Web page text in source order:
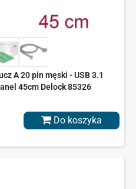
A 20 pin męski - USB 3.1
45cm Delock 85326
Do koszyka